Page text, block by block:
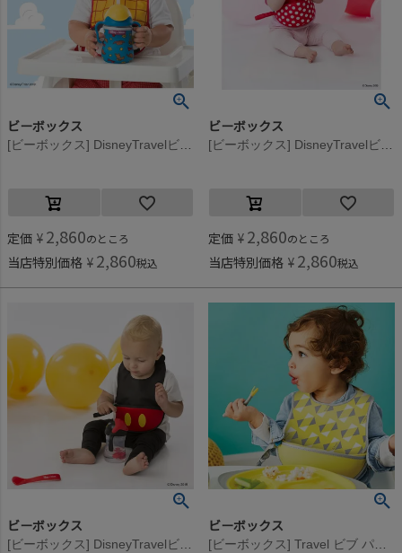
ビーボックス
[ビーボックス] DisneyTravelビブ Woody
定価 ¥ 2,860のところ
当店特別価格 ¥ 2,860税込
ビーボックス
[ビーボックス] DisneyTravelビブ Minnie
定価 ¥ 2,860のところ
当店特別価格 ¥ 2,860税込
ビーボックス
[ビーボックス] DisneyTravelビブ Mickey
ビーボックス
[ビーボックス] Travel ビブ パインスプライス